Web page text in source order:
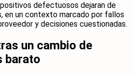
defectuosos dejaran de
en un contexto marcado por fallos
y decisiones cuestionadas.
un cambio de
barato